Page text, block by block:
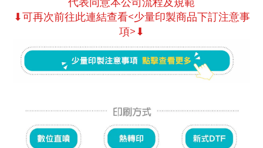
⬇可再次前往此連結查看<少量印製商品下訂注意事
項>⬇